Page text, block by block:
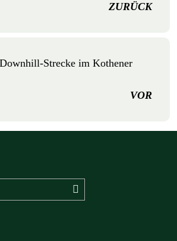
ZURÜCK
Strecke im Kothener
VOR